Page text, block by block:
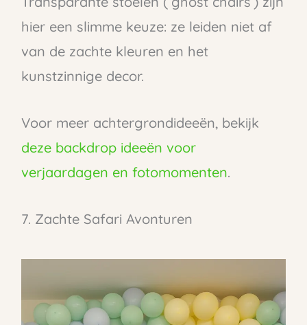
hier een slimme keuze: ze leiden niet af
van de zachte kleuren en het
kunstzinnige decor.
Voor meer achtergrondideeën, bekijk
deze backdrop ideeën voor
verjaardagen en fotomomenten.
7. Zachte Safari Avonturen